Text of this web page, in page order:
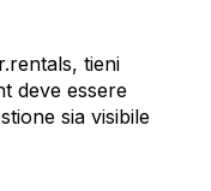
tieni
deve essere
sia visibile